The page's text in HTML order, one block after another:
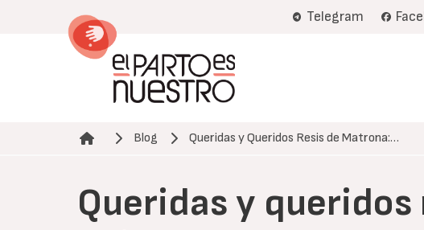
Telegram
Ruta de navegación
Blog Queridas y Queridos Resis de Matrona:…
Queridas y